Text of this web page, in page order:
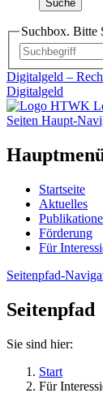
Suche
Suchbox. Bitte
Digitalgeld –
Digitalgeld
Seiten Haupt-
Startseite
Aktuelles
Förderung
Für
Seitenpfad-
Seitenpfad
Sie sind hier:
Start
Für